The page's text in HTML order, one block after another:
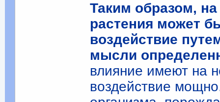
Таким образом,
растения может
воздействие
мысли
влияние имеют на
воздействие